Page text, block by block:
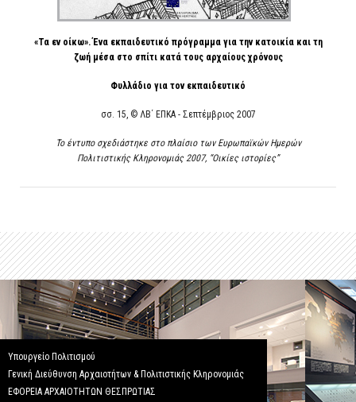
«Τα εν οίκω». Ένα εκπαιδευτικό πρόγραμμα για την κατοικία και τη
ζωή μέσα στο σπίτι κατά τους αρχαίους χρόνους
Φυλλάδιο για τον εκπαιδευτικό
σσ. 15, © ΛΒ΄ ΕΠΚΑ - Σεπτέμβριος 2007
Το έντυπο σχεδιάστηκε στο πλαίσιο των Ευρωπαϊκών Ημερών
Πολιτιστικής Κληρονομιάς 2007, “Οικίες ιστορίες”
Υπουργείο Πολιτισμού
Γενική Διεύθυνση Αρχαιοτήτων & Πολιτιστικής Κληρονομιάς
ΕΦΟΡΕΙΑ ΑΡΧΑΙΟΤΗΤΩΝ ΘΕΣΠΡΩΤΙΑΣ